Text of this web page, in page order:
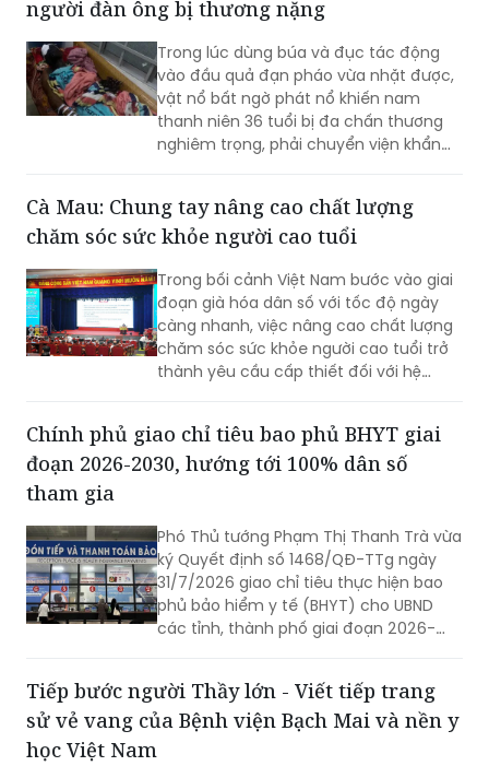
vào đầu quả đạn pháo vừa nhặt được,
vật nổ bất ngờ phát nổ khiến nam
thanh niên 36 tuổi bị đa chấn thương
nghiêm trọng, phải chuyển viện khẩn
cấp lên TP HCM cấp cứu.
Cà Mau: Chung tay nâng cao chất lượng
Trong bối cảnh Việt Nam bước vào giai
đoạn già hóa dân số với tốc độ ngày
càng nhanh, việc nâng cao chất lượng
chăm sóc sức khỏe người cao tuổi trở
thành yêu cầu cấp thiết đối với hệ
thống y tế. Đây cũng là chủ đề xuyên
suốt tại Hội nghị khoa học "Nâng cao
công tác bảo vệ và chăm sóc sức khỏe
ngày 1/8 tại Trung tâm Hội nghị tỉnh Cà
Mau (phường An Xuyên).
Chính phủ giao chỉ tiêu bao phủ BHYT giai
tham gia
Phó Thủ tướng Phạm Thị Thanh Trà vừa
31/7/2026 giao chỉ tiêu thực hiện bao
phủ bảo hiểm y tế (BHYT) cho UBND
các tỉnh, thành phố giai đoạn 2026-
2030. Đây được xem là bước đi quan
trọng nhằm hiện thực hóa mục tiêu
bảo hiểm y tế toàn dân vào năm 2030.
Tiếp bước người Thầy lớn - Viết tiếp trang
học Việt Nam
Có những con người khi rời cõi tạm, sự